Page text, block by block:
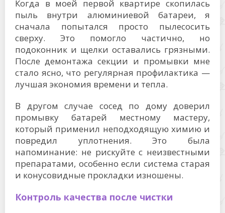
Когда в моей первой квартире скопилась
пыль внутри алюминиевой батареи, я
сначала попытался просто пылесосить
сверху. Это помогло частично, но
подоконник и щелки оставались грязными.
После демонтажа секции и промывки мне
стало ясно, что регулярная профилактика —
лучшая экономия времени и тепла.
В другом случае сосед по дому доверил
промывку батарей местному мастеру,
который применил неподходящую химию и
повредил уплотнения. Это была
напоминание: не рискуйте с неизвестными
препаратами, особенно если система старая
и конусовидные прокладки изношены.
Контроль качества после чистки